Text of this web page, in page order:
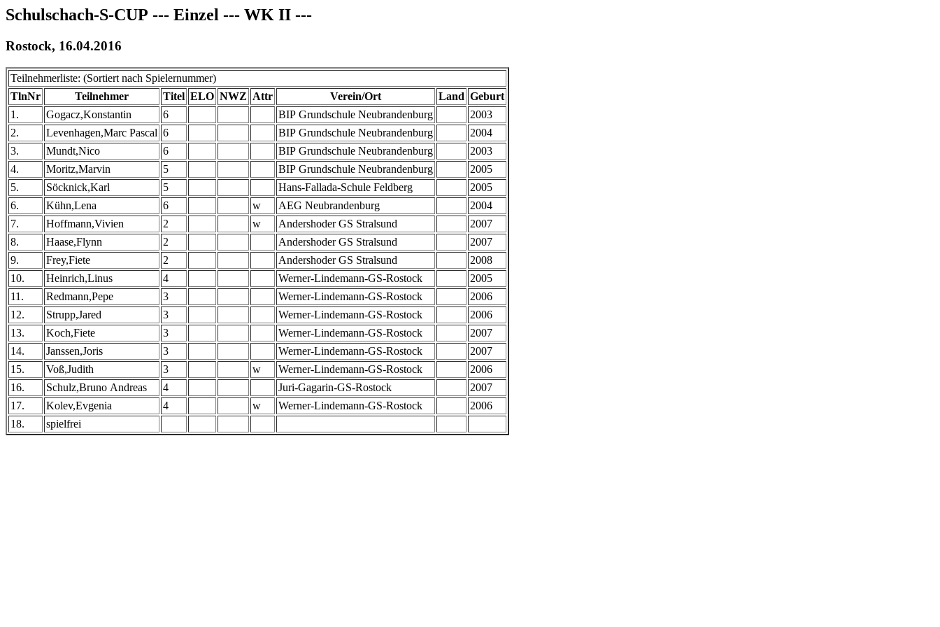
Schulschach-S-CUP --- Einzel --- WK II ---
Rostock, 16.04.2016
Teilnehmerliste: (Sortiert nach Spielernummer)
TlnNr
Teilnehmer Titel ELO NWZ Attr Verein/Ort Land Geburt
1.
Gogacz,Konstantin 6 BIP Grundschule Neubrandenburg
2003
2.
Levenhagen,Marc Pascal 6 BIP Grundschule Neubrandenburg
2004
3.
Mundt,Nico 6 BIP Grundschule Neubrandenburg
2003
4.
Moritz,Marvin 5 BIP Grundschule Neubrandenburg
2005
5.
Söcknick,Karl 5 Hans-Fallada-Schule Feldberg
2005
6.
Kühn,Lena 6 w AEG Neubrandenburg
2004
7.
Hoffmann,Vivien 2 w Andershoder GS Stralsund
2007
8.
Haase,Flynn 2 Andershoder GS Stralsund
2007
9.
Frey,Fiete 2 Andershoder GS Stralsund
2008
10.
Heinrich,Linus 4 Werner-Lindemann-GS-Rostock
2005
11.
Redmann,Pepe 3 Werner-Lindemann-GS-Rostock
2006
12.
Strupp,Jared 3 Werner-Lindemann-GS-Rostock
2006
13.
Koch,Fiete 3 Werner-Lindemann-GS-Rostock
2007
14.
Janssen,Joris 3 Werner-Lindemann-GS-Rostock
2007
15.
Voß,Judith 3 w Werner-Lindemann-GS-Rostock
2006
16.
Schulz,Bruno Andreas 4 Juri-Gagarin-GS-Rostock
2007
17.
Kolev,Evgenia 4 w Werner-Lindemann-GS-Rostock
2006
18.
spielfrei